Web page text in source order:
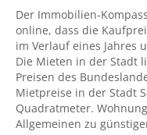
Der Immobilien-
online, dass die
im Verlauf eines Jahres
Die Mieten in der Stadt
Preisen des
Mietpreise in der Stadt
Quadratmeter.
Allgemeinen zu